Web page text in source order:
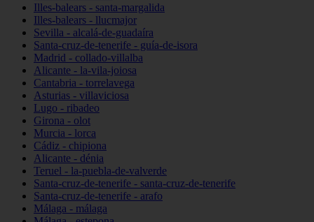
Illes-balears - santa-margalida
Illes-balears - llucmajor
Sevilla - alcalá-de-guadaíra
Santa-cruz-de-tenerife - guía-de-isora
Madrid - collado-villalba
Alicante - la-vila-joiosa
Cantabria - torrelavega
Asturias - villaviciosa
Lugo - ribadeo
Girona - olot
Murcia - lorca
Cádiz - chipiona
Alicante - dénia
Teruel - la-puebla-de-valverde
Santa-cruz-de-tenerife - santa-cruz-de-tenerife
Santa-cruz-de-tenerife - arafo
Málaga - málaga